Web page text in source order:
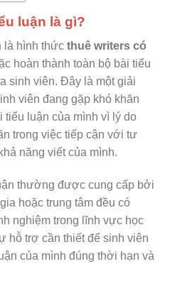
luận là gì?
là hình thức thuê writers có
hoàn thành toàn bộ bài tiểu
sinh viên. Đây là một giải
viên đang gặp khó khăn
tiểu luận của mình vì lý do
trong việc tiếp cận với tư
năng viết của mình.
thường được cung cấp bởi
hoặc trung tâm đều có
nghiệm trong lĩnh vực học
hỗ trợ cần thiết để sinh viên
của mình đúng thời hạn và